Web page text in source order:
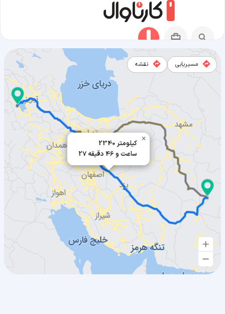
2340 کیلومتر
27 ساعت و 46 دقیقه
×
مسیریابی نقشه
مسیر زهک به ارومیه